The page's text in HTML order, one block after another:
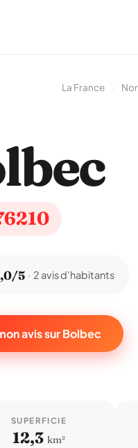
La France
5 2 avis d'habitants
avis sur Bolbec
SUPERFICIE
12,3 km²